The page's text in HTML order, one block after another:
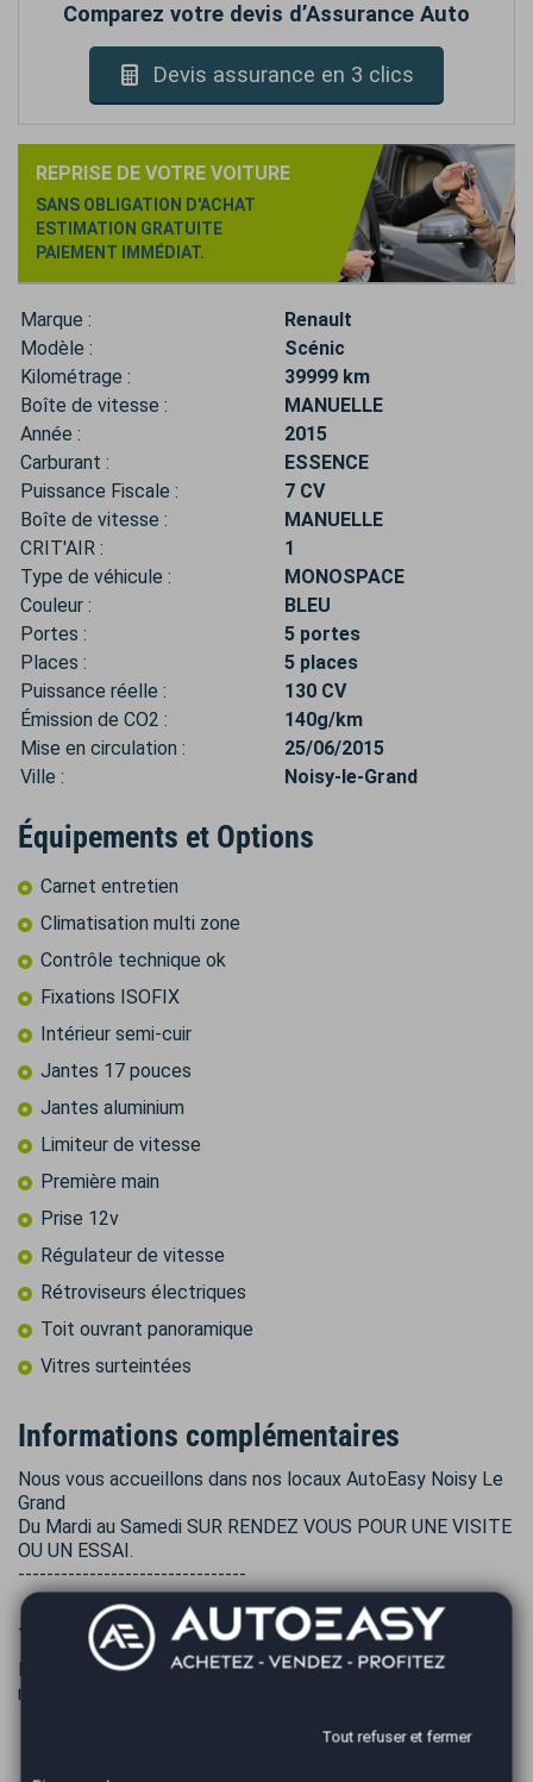
Comparez votre devis d’Assurance Auto
Devis assurance en 3 clics
REPRISE DE VOTRE VOITURE
SANS OBLIGATION D'ACHAT
ESTIMATION GRATUITE
PAIEMENT IMMÉDIAT.
Marque :
Renault
Modèle :
Scénic
Kilométrage :
39999 km
Boîte de vitesse :
MANUELLE
Année :
2015
Carburant :
ESSENCE
Puissance Fiscale :
7 CV
Boîte de vitesse :
MANUELLE
CRIT'AIR :
1
Type de véhicule :
MONOSPACE
Couleur :
BLEU
Portes :
5 portes
Places :
5 places
Puissance réelle :
130 CV
Émission de CO2 :
140g/km
Mise en circulation :
25/06/2015
Ville :
Noisy-le-Grand
Équipements et Options
Carnet entretien
Climatisation multi zone
Contrôle technique ok
Fixations ISOFIX
Intérieur semi-cuir
Jantes 17 pouces
Jantes aluminium
Limiteur de vitesse
Première main
Prise 12v
Régulateur de vitesse
Rétroviseurs électriques
Toit ouvrant panoramique
Vitres surteintées
Informations complémentaires
Nous vous accueillons dans nos locaux AutoEasy Noisy Le
Grand
Du Mardi au Samedi SUR RENDEZ VOUS POUR UNE VISITE
OU UN ESSAI.
--------------------------------
__________________________________
Frais de mise à la route 749 € : Frais de préparation, Mise à
niveau de tous les Fluides , Carburant de mise en route.
Tout refuser et fermer